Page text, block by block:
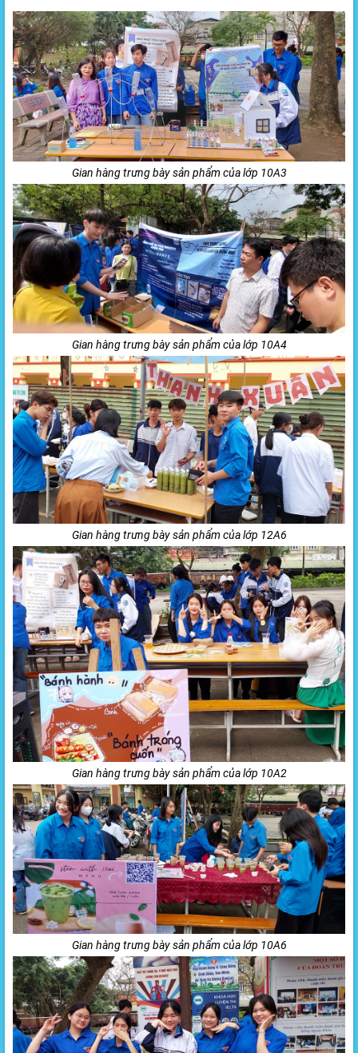
Gian hàng trưng bày sản phẩm của lớp 10A3
Gian hàng trưng bày sản phẩm của lớp 10A4
Gian hàng trưng bày sản phẩm của lớp 12A6
Gian hàng trưng bày sản phẩm của lớp 10A2
Gian hàng trưng bày sản phẩm của lớp 10A6